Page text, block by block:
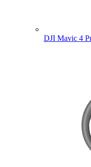
DJI Mavic 4